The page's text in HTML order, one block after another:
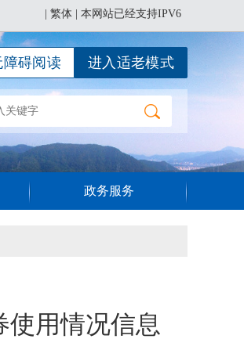
繁体 | 本网站已经支持IPV6
进入适老模式
障碍阅读
政务服务
使用情况信息